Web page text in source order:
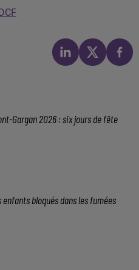
Gargan 2026 : six jours de fête
enfants bloqués dans les fumées